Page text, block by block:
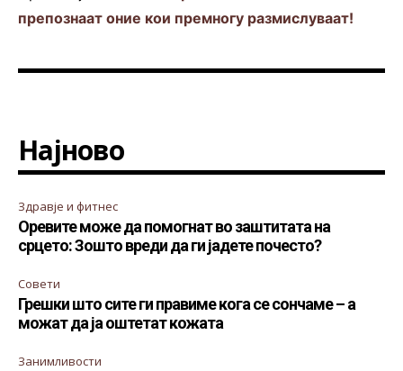
препознаат оние кои премногу размислуваат!
Најново
Здравје и фитнес
Оревите може да помогнат во заштитата на
срцето: Зошто вреди да ги јадете почесто?
Совети
Грешки што сите ги правиме кога се сончаме – а
можат да ја оштетат кожата
Занимливости